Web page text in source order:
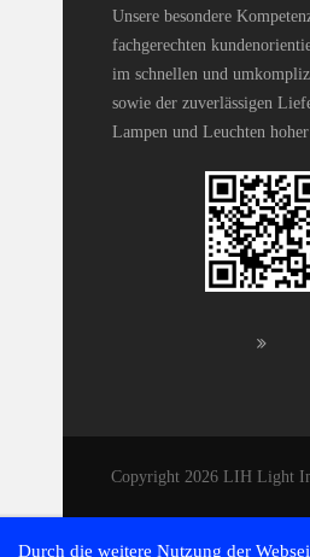
Unsere besondere
fachgerechten
im schnellen und
sowie der zuverlässigen
Lampen und Leuchten
Copyright 2026 LIH Light
Durch die weitere Nutzung der